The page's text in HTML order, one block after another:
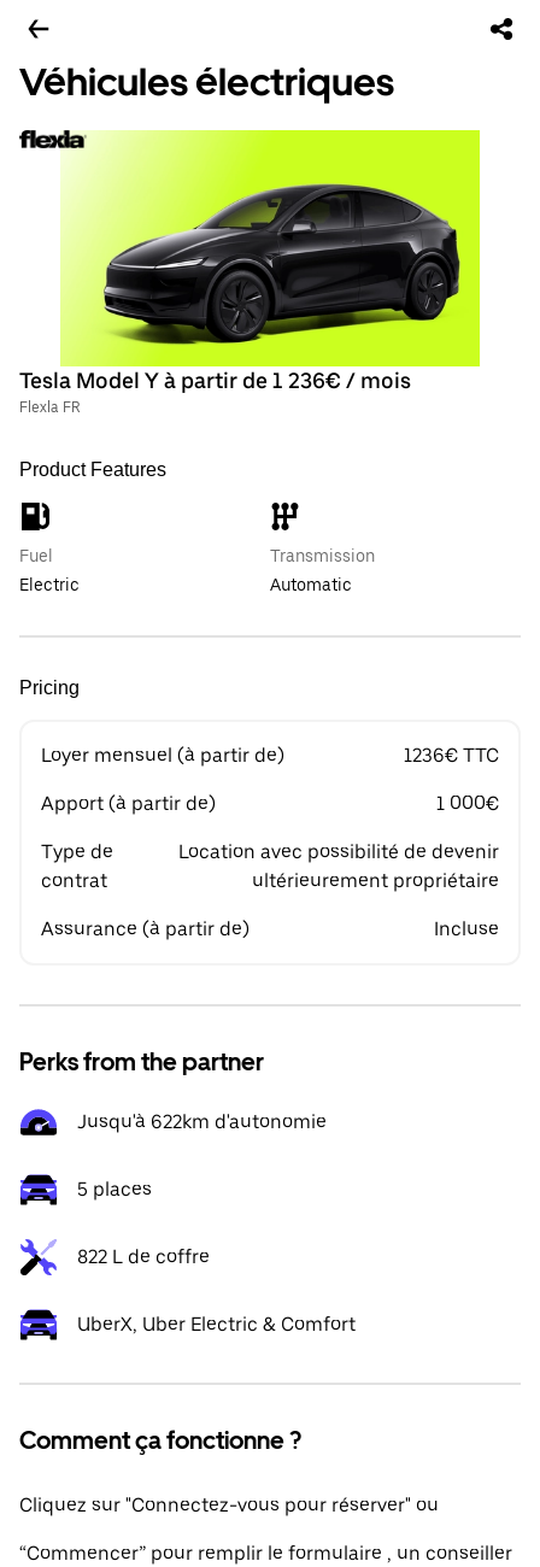
Véhicules électriques
Tesla Model Y à partir de 1 236€ / mois
Flexla FR
Product Features
Fuel
Electric
Transmission
Automatic
Pricing
Loyer mensuel (à partir de) 1236€ TTC
Apport (à partir de) 1 000€
Type de
contrat
Location avec possibilité de devenir
ultérieurement propriétaire
Assurance (à partir de) Incluse
Perks from the partner
Jusqu'à 622km d'autonomie
5 places
822 L de coffre
UberX, Uber Electric & Comfort
Comment ça fonctionne ?
Cliquez sur "Connectez-vous pour réserver" ou
“Commencer” pour remplir le formulaire , un conseiller